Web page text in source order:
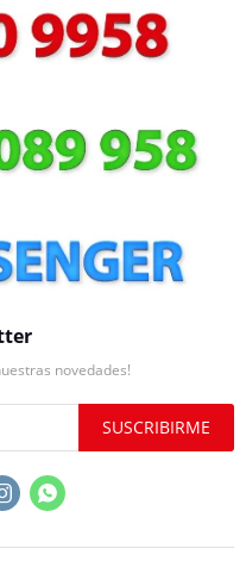
novedades!
SUSCRIBIRME
